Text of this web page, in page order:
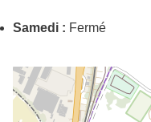
Samedi : Fermé